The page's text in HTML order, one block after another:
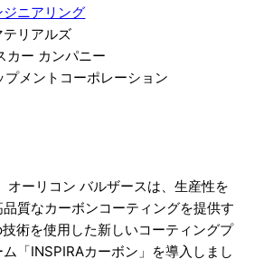
ニアリング
リアルズ
カー カンパニー
プメントコーポレーション
オーリコン バルザースは、生産性を
質なカーボンコーティングを提供す
術を使用した新しいコーティングプ
「INSPIRAカーボン」を導入しまし